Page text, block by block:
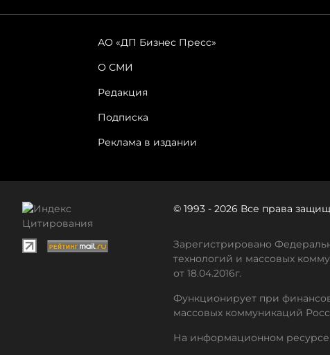
АО «ДП Бизнес Пресс»
О СМИ
Редакция
Подписка
Реклама в издании
© 1993 - 2026 Все права
Зарегистрировано
технологий и массовых
от 18.04.2016г.
Функционирует при
массовых коммуникаций
На информационном